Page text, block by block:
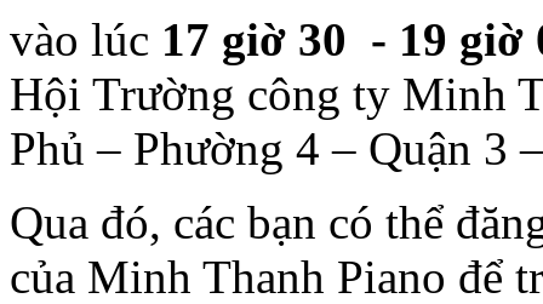
vào lúc 17 giờ 30 - 19 giờ
Hội Trường công ty Minh
Phủ – Phường 4 – Quận 3
Qua đó, các bạn có thể
của Minh Thanh Piano để